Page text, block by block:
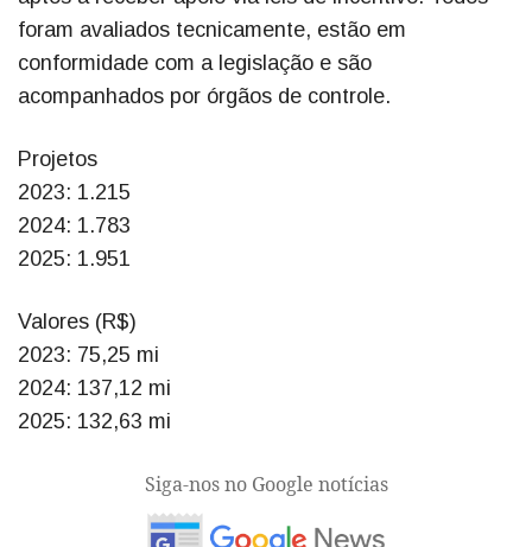
foram avaliados tecnicamente, estão em
conformidade com a legislação e são
acompanhados por órgãos de controle.
Projetos
2023: 1.215
2024: 1.783
2025: 1.951
Valores (R$)
2023: 75,25 mi
2024: 137,12 mi
2025: 132,63 mi
Siga-nos no Google notícias